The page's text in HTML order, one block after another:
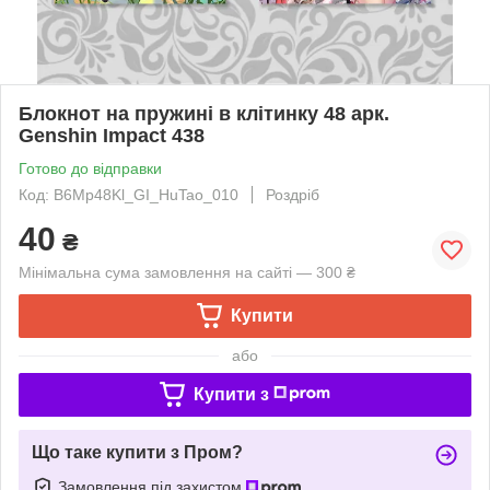
Блокнот на пружині в клітинку 48 арк.
Genshin Impact 438
Готово до відправки
Код: B6Mp48Kl_GI_HuTao_010
Роздріб
40 ₴
Мінімальна сума замовлення на сайті — 300 ₴
Купити
або
Купити з
Що таке купити з Пром?
Замовлення під захистом